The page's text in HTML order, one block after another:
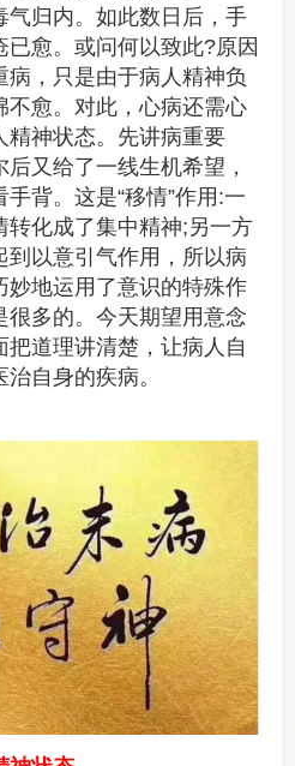
气归内。如此数日后，手
愈。或问何以致此?原因
，只是由于病人精神负
不愈。对此，心病还需心
精神状态。先讲病重要
又给了一线生机希望，
背。这是“移情”作用:一
转化成了集中精神;另一方
到以意引气作用，所以病
妙地运用了意识的特殊作
很多的。今天期望用意念
道理讲清楚，让病人自
自身的疾病。